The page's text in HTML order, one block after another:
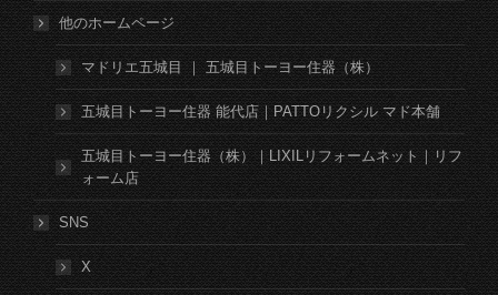
他のホームページ
マドリエ五城目 ｜ 五城目トーヨー住器（株）
五城目トーヨー住器 能代店｜PATTOリクシル マド本舗
五城目トーヨー住器（株）｜LIXILリフォームネット｜リフ
ォーム店
SNS
X